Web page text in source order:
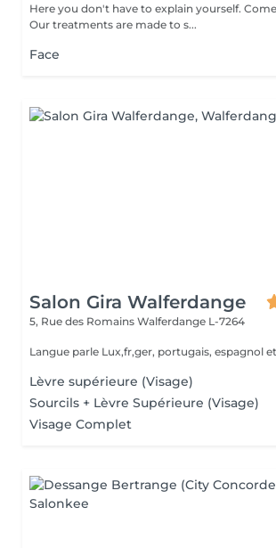
Here you don't have to explain yourself.
Our treatments are made to s...
Face
Salon Gira Walferdange
5, Rue des Romains Walferdange L-7264
Langue parle Lux,fr,ger, portugais, espagnol
Lèvre supérieure (Visage)
Sourcils + Lèvre Supérieure (Visage)
Visage Complet